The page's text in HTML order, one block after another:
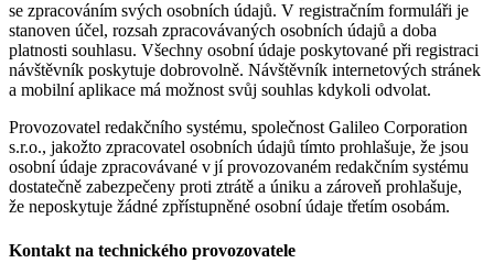
se zpracováním svých osobních údajů. V registračním formuláři je
stanoven účel, rozsah zpracovávaných osobních údajů a doba
platnosti souhlasu. Všechny osobní údaje poskytované při registraci
návštěvník poskytuje dobrovolně. Návštěvník internetových stránek
a mobilní aplikace má možnost svůj souhlas kdykoli odvolat.
Provozovatel redakčního systému, společnost Galileo Corporation
s.r.o., jakožto zpracovatel osobních údajů tímto prohlašuje, že jsou
osobní údaje zpracovávané v jí provozovaném redakčním systému
dostatečně zabezpečeny proti ztrátě a úniku a zároveň prohlašuje,
že neposkytuje žádné zpřístupněné osobní údaje třetím osobám.
Kontakt na technického provozovatele